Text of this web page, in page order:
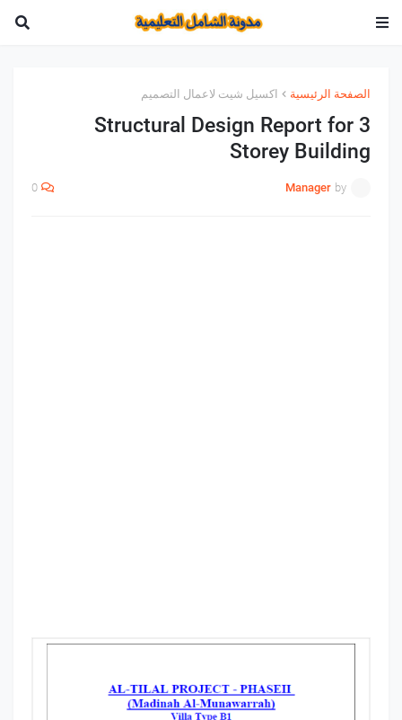
الصفحة الرئيسية اكسيل شيت لاعمال التصميم
Structural Design Report for 3
Storey Building
by
Manager
0